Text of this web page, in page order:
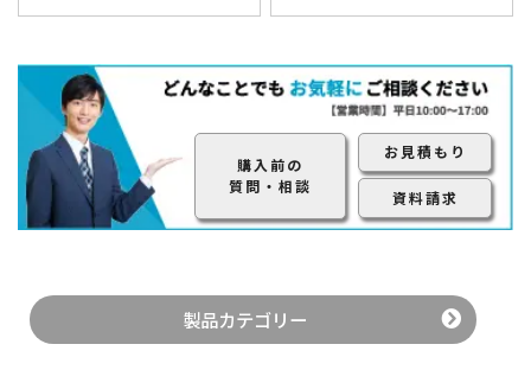
購入前の
質問・相談
お見積もり
資料請求
製品カテゴリー